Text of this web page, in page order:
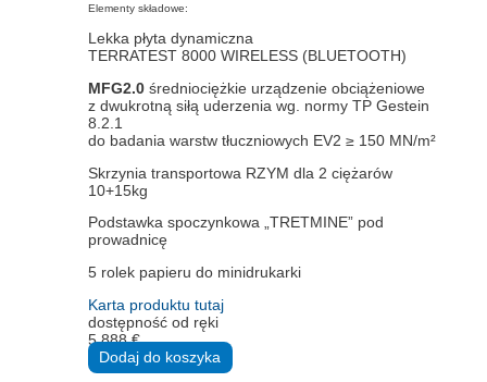
Elementy składowe:
Lekka płyta dynamiczna
TERRATEST 8000 WIRELESS (BLUETOOTH)
MFG2.0 średniociężkie urządzenie obciążeniowe
z dwukrotną siłą uderzenia wg. normy TP Gestein
8.2.1
do badania warstw tłuczniowych EV2 ≥ 150 MN/m²
Skrzynia transportowa RZYM dla 2 ciężarów
10+15kg
Podstawka spoczynkowa „TRETMINE” pod
prowadnicę
5 rolek papieru do minidrukarki
Karta produktu tutaj
dostępność od ręki
5.888€
Dodaj do koszyka